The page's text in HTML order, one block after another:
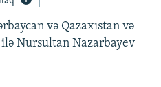
və Qazaxıstan və
Nursultan Nazarbayev